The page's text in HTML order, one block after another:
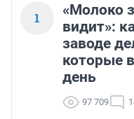
1
«Молоко
видит»:
заводе
которые
день
97 709